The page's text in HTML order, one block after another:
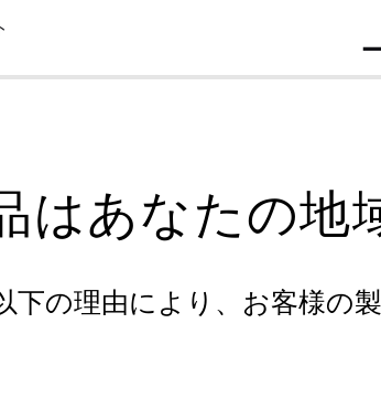
はあなたの地
下の理由により、お客様の